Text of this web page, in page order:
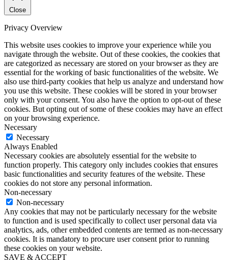
Close
Privacy Overview
This website uses cookies to improve your experience while you
navigate through the website. Out of these cookies, the cookies that
are categorized as necessary are stored on your browser as they are
essential for the working of basic functionalities of the website. We
also use third-party cookies that help us analyze and understand how
you use this website. These cookies will be stored in your browser
only with your consent. You also have the option to opt-out of these
cookies. But opting out of some of these cookies may have an effect
on your browsing experience.
Necessary
Necessary
Always Enabled
Necessary cookies are absolutely essential for the website to
function properly. This category only includes cookies that ensures
basic functionalities and security features of the website. These
cookies do not store any personal information.
Non-necessary
Non-necessary
Any cookies that may not be particularly necessary for the website
to function and is used specifically to collect user personal data via
analytics, ads, other embedded contents are termed as non-necessary
cookies. It is mandatory to procure user consent prior to running
these cookies on your website.
SAVE & ACCEPT